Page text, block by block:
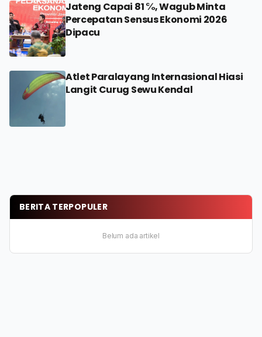
Jateng Capai 81 ℅, Wagub Minta
Percepatan Sensus Ekonomi 2026
Dipacu
Atlet Paralayang Internasional Hiasi
Langit Curug Sewu Kendal
BERITA TERPOPULER
Belum ada artikel